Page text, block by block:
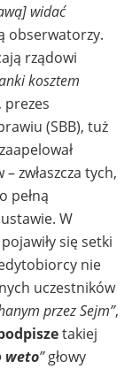
widać
obserwatorzy.
rządowi
kosztem
, prezes
(SBB), tuż
zwłaszcza tych,
pełną
W
się setki
nie
uczestników
przez Sejm”,
takiej
weto”głowy